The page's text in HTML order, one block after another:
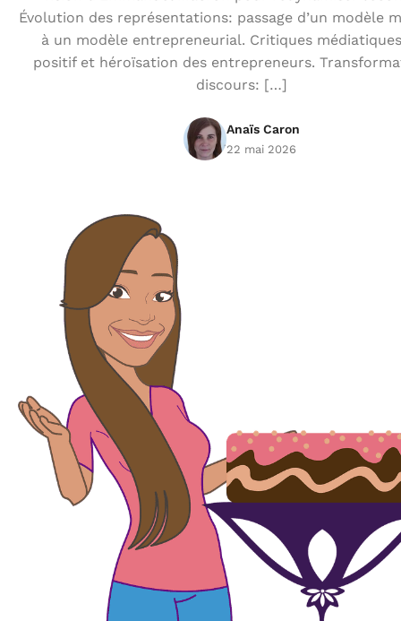
Évolution des représentations: passage d’un modèle
à un modèle entrepreneurial. Critiques
positif et héroïsation des entrepreneurs.
discours: […]
Anaïs Caron
22 mai 2026